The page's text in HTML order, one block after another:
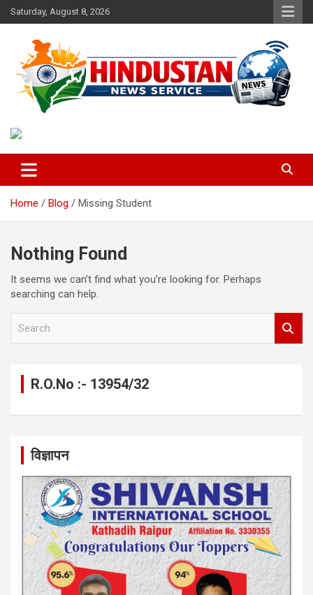
Skip
to
Saturday, August 8, 2026
Hindustan News Service
Home Blog Missing Student
Nothing Found
It seems we can’t find what you’re looking for. Perhaps
searching can help.
R.O.No :- 13954/32
विज्ञापन